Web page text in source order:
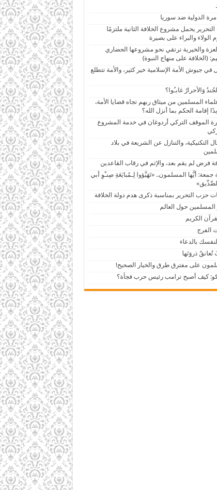
الدولية ضد سوريا
يحمل مشروع الخلافة الثانية ملتزمًا
الولاء والبراء على بصيرة
والخيرية ترتقي نحو مشروعها الحضاري
(الخلافة على منهاج النبوة)
في جيوش الأمة الإسلامية خير كثير، والأمة تتطلع
وَالأحرارُ غابـُوا؟
المسلمين من ميثاق ربهم تجاه قضايا الأمة،
إقامة الحكم بما أنزل الله؟
الموقف التركي أردوغان في خدمة المشروع
التكتيكية، والتنازل عن الشريعة في بلاد
فرض لم يقم بعد، والإثم في رقاب القاعدين
أَيُّها المسلمون.. «تَهَيَّؤوا لِـمُبايَعَةِ صِنـْوِ أبي
حزب التحرير بمناسبة ذكرى هدم دولة الخلافة
المسلمين حول العالم
الكريم
الفرج
بالدعاء
ذروَتَها
على مفترق طرق والخيار الصحيح!
كيف أصبح ترامب رئيس حرب فجأة؟